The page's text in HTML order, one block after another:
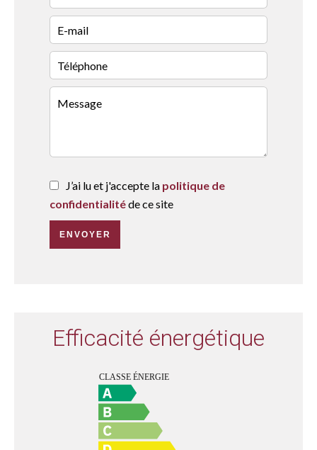
J’ai lu et j'accepte la politique de
confidentialitéde ce site
ENVOYER
Efficacité énergétique